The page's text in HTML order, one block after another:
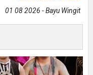
01 08 2026 - Bayu Wingit